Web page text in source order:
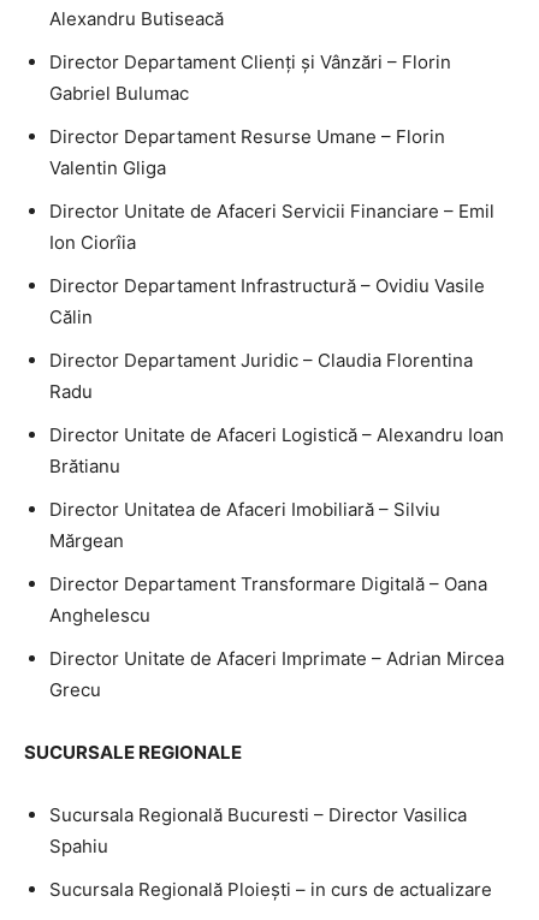
Alexandru Butiseacă
Director Departament Clienți și Vânzări – Florin
Gabriel Bulumac
Director Departament Resurse Umane – Florin
Valentin Gliga
Director Unitate de Afaceri Servicii Financiare – Emil
Ion Ciorîia
Director Departament Infrastructură – Ovidiu Vasile
Călin
Director Departament Juridic – Claudia Florentina
Radu
Director Unitate de Afaceri Logistică – Alexandru Ioan
Brătianu
Director Unitatea de Afaceri Imobiliară – Silviu
Mărgean
Director Departament Transformare Digitală – Oana
Anghelescu
Director Unitate de Afaceri Imprimate – Adrian Mircea
Grecu
SUCURSALE REGIONALE
Sucursala Regională Bucuresti – Director Vasilica
Spahiu
Sucursala Regională Ploieşti – in curs de actualizare